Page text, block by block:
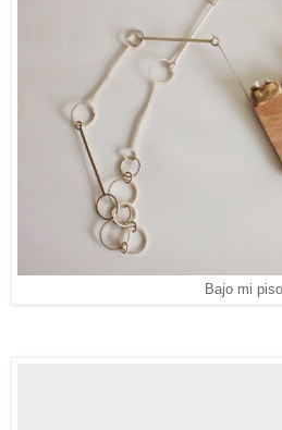
Bajo mi piso